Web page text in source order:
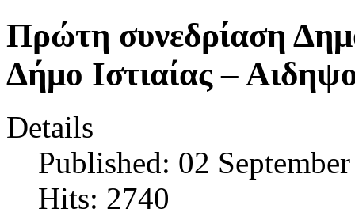
Πρώτη συνεδρίαση
Δήμο Ιστιαίας –
Details
Published: 02
Hits: 2740